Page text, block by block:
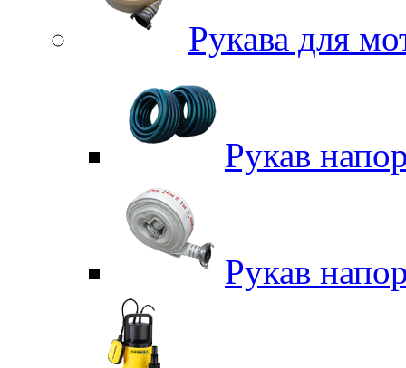
Рукава для
Рукав
Рукав